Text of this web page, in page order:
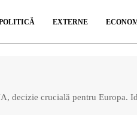
EXTERNE
decizie crucială pentru Europa.